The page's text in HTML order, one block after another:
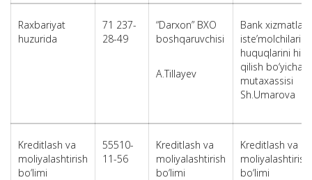
Raxbariyat
huzurida
71 237-
28-49
“Darxon” BXO
boshqaruvchisi
А.Tillayev
Bank xizmatlari
iste’molchilarini
huquqlarini
qilish bo‘yicha
mutaxassisi
Sh.Umarova
Kreditlash va
moliyalashtirish
bo‘limi
55510-
11-56
Kreditlash va
moliyalashtirish
bo‘limi
Kreditlash va
moliyalashtirish
bo‘limi